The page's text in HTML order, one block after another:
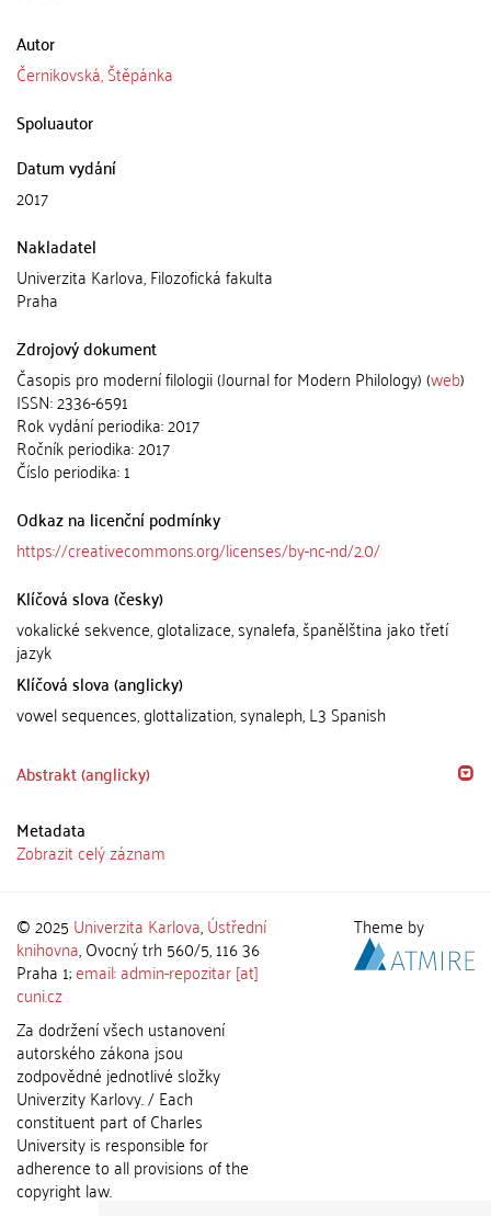
Autor
Černikovská, Štěpánka
Spoluautor
Datum vydání
2017
Nakladatel
Univerzita Karlova, Filozofická fakulta
Praha
Zdrojový dokument
Časopis pro moderní filologii (Journal for Modern Philology) (web)
ISSN: 2336-6591
Rok vydání periodika: 2017
Ročník periodika: 2017
Číslo periodika: 1
Odkaz na licenční podmínky
https://creativecommons.org/licenses/by-nc-nd/2.0/
Klíčová slova (česky)
vokalické sekvence, glotalizace, synalefa, španělština jako třetí
jazyk
Klíčová slova (anglicky)
vowel sequences, glottalization, synaleph, L3 Spanish
Abstrakt (anglicky)
Metadata
Zobrazit celý záznam
© 2025 Univerzita Karlova,Ústřední
knihovna, Ovocný trh 560/5, 116 36
Praha 1;email: admin-repozitar [at]
cuni.cz
Za dodržení všech ustanovení
autorského zákona jsou
zodpovědné jednotlivé složky
Univerzity Karlovy. / Each
constituent part of Charles
University is responsible for
adherence to all provisions of the
copyright law.
Theme by